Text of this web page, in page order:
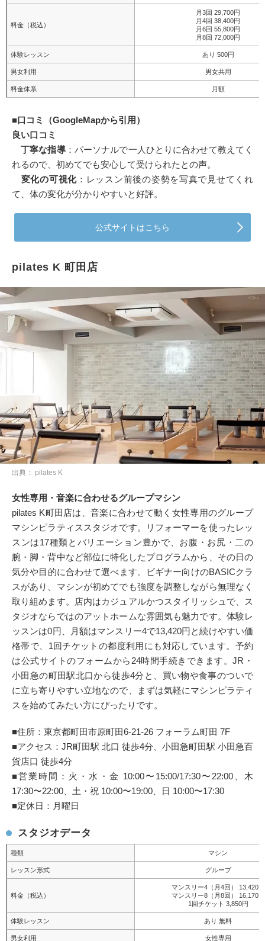
料金（税込）
月3回 29,700円
月4回 38,400円
月6回 55,800円
月8回 72,000円
体験レッスン あり 500円
男女利用 男女共用
料金体系 月額
■口コミ（GoogleMapから引用）
良い口コミ
丁寧な指導：パーソナルで一人ひとりに合わせて教えてく
れるので、初めてでも安心して受けられたとの声。
変化の可視化 ：レッスン前後の姿勢を写真で見せてくれ
て、体の変化が分かりやすいと好評。
公式サイトはこちら
pilates K 町田店
出典： pilates K
女性専用・音楽に合わせるグループマシン
pilates K町田店は、音楽に合わせて動く女性専用のグループ
マシンピラティススタジオです。リフォーマーを使ったレッ
スンは17種類とバリエーション豊かで、お腹・お尻・二の
腕・脚・背中など部位に特化したプログラムから、その日の
気分や目的に合わせて選べます。ビギナー向けのBASICクラ
スがあり、マシンが初めてでも強度を調整しながら無理なく
取り組めます。店内はカジュアルかつスタイリッシュで、ス
タジオならではのアットホームな雰囲気も魅力です。体験レ
ッスンは0円、月額はマンスリー4で13,420円と続けやすい価
格帯で、1回チケットの都度利用にも対応しています。予約
は公式サイトのフォームから24時間手続きできます。JR・
小田急の町田駅北口から徒歩4分と、買い物や食事のついで
に立ち寄りやすい立地なので、まずは気軽にマシンピラティ
スを始めてみたい方にぴったりです。
■住所：東京都町田市原町田6-21-26 フォーラム町田 7F
■アクセス：JR町田駅 北口 徒歩4分、小田急町田駅 小田急百
貨店口 徒歩4分
■営業時間：火・水・金 10:00〜15:00/17:30〜22:00、木
17:30〜22:00、土・祝 10:00〜19:00、日 10:00〜17:30
■定休日：月曜日
スタジオデータ
種類 マシン
レッスン形式 グループ
料金（税込）
マンスリー4（月4回） 13,420円
マンスリー8（月8回） 16,170円
1回チケット 3,850円
体験レッスン あり 無料
男女利用 女性専用